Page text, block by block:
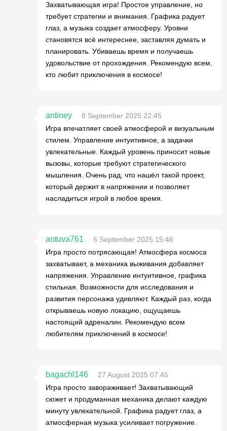
Захватывающая игра! Простое управление, но
требует стратегии и внимания. Графика радует
глаз, а музыка создает атмосферу. Уровни
становятся всё интереснее, заставляя думать и
планировать. Убиваешь время и получаешь
удовольствие от прохождения. Рекомендую всем,
кто любит приключения в космосе!
antiney
8 September 2025 22:45
Игра впечатляет своей атмосферой и визуальным
стилем. Управление интуитивное, а задачки
увлекательные. Каждый уровень приносит новые
вызовы, которые требуют стратегического
мышления. Очень рад, что нашёл такой проект,
который держит в напряжении и позволяет
насладиться игрой в любое время.
antuva761
6 September 2025 15:46
Игра просто потрясающая! Атмосфера космоса
захватывает, а механика выживания добавляет
напряжения. Управление интуитивное, графика
стильная. Возможности для исследования и
развития персонажа удивляют. Каждый раз, когда
открываешь новую локацию, ощущаешь
настоящий адреналин. Рекомендую всем
любителям приключений в космосе!
bagachl146
27 August 2025 07:45
Игра просто завораживает! Захватывающий
сюжет и продуманная механика делают каждую
минуту увлекательной. Графика радует глаз, а
атмосферная музыка усиливает погружение.